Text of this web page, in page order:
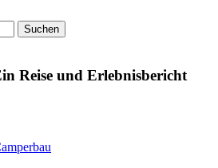
Reise und Erlebnisbericht